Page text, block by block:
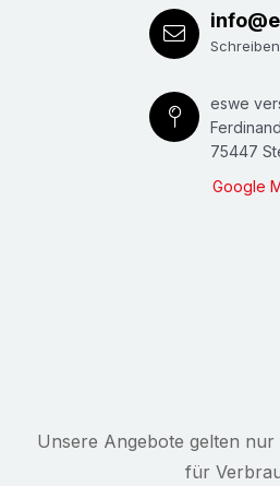
eswe
75447
Google
Unsere Angebote gelten
für